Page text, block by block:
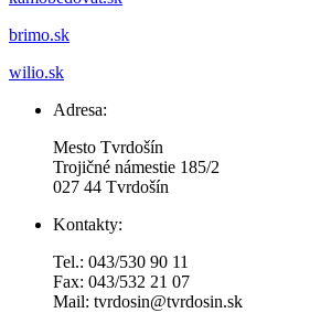
brimo.sk
wilio.sk
Adresa:
Mesto Tvrdošín
Trojičné námestie 185/2
027 44 Tvrdošín
Kontakty:
Tel.: 043/530 90 11
Fax: 043/532 21 07
Mail: tvrdosin@tvrdosin.sk